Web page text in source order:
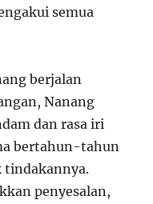
semua
berjalan
Nanang
dan rasa iri
bertahun-tahun
tindakannya.
penyesalan,